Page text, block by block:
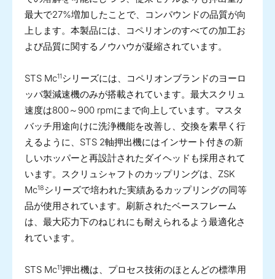
最大で27%増加したことで、コンパウンドの品質が向
上します。本製品には、コペリオンのすべての加工お
よび品質に関するノウハウが凝縮されています。
STS Mc11シリーズには、コペリオンブランドのヨーロ
ッパ製減速機のみが搭載されています。最大スクリュ
速度は800～900 rpmにまで向上しています。マスタ
バッチ用途向けに洗浄機能を改善し、交換を素早く行
えるように、STS 2軸押出機にはインサート付きの新
しいホッパーと再設計されたダイヘッドも採用されて
います。スクリュシャフトのカップリングは、ZSK
Mc18シリーズで培われた実績あるカップリングの同等
品が使用されています。刷新されたベースフレーム
は、最大応力下のねじれにも耐えられるよう最適化さ
れています。
STS Mc11押出機は、プロセス技術のほとんどの標準用